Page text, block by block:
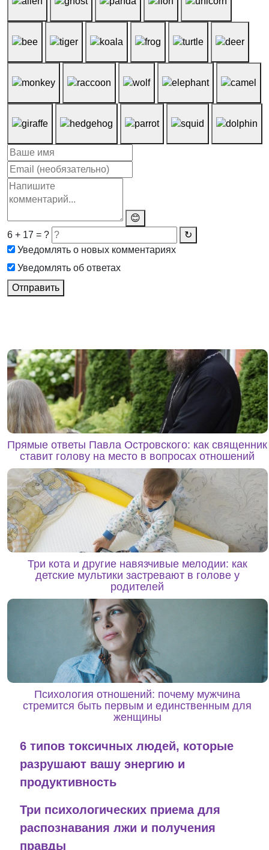
😊
6 + 17 = ?
↻
Уведомлять о новых комментариях
Уведомлять об ответах
Отправить
Прямые ответы Павла Островского: как священник
ставит голову на место в вопросах отношений
Три кота и другие навязчивые мелодии: как
детские мультики застревают в голове у
родителей
Психология отношений: почему мужчина
стремится быть первым и единственным для
женщины
6 типов токсичных людей, которые
разрушают вашу энергию и
продуктивность
Три психологических приема для
распознавания лжи и получения
правды